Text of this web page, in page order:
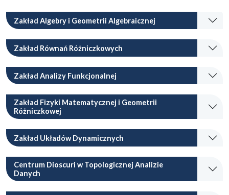
Zakład Algebry i Geometrii Algebraicznej
Zakład Równań Różniczkowych
Zakład Analizy Funkcjonalnej
Zakład Fizyki Matematycznej i Geometrii
Różniczkowej
Zakład Układów Dynamicznych
Centrum Dioscuri w Topologicznej Analizie
Danych